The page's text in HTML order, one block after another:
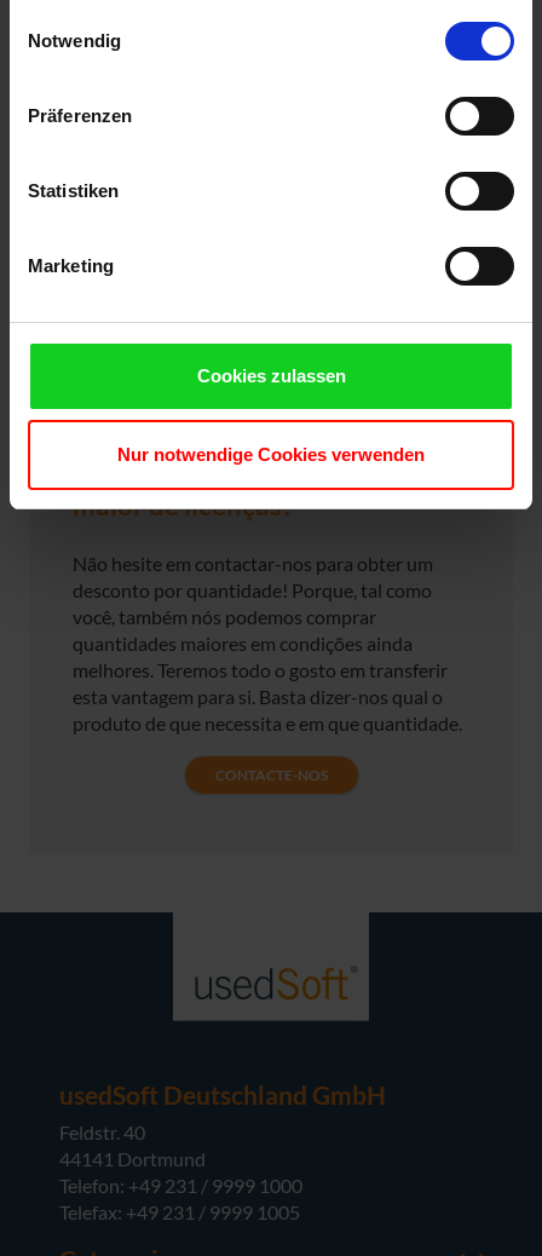
Cookies, wenn Sie unsere Webseite weiterhin nutzen.
Notwendig
Präferenzen
Statistiken
Marketing
Cookies zulassen
Nur notwendige Cookies verwenden
Precisa de uma quantidade
maior de licenças?
Não hesite em contactar-nos para obter um
desconto por quantidade! Porque, tal como
você, também nós podemos comprar
quantidades maiores em condições ainda
melhores. Teremos todo o gosto em transferir
esta vantagem para si. Basta dizer-nos qual o
produto de que necessita e em que quantidade.
CONTACTE-NOS
usedSoft Deutschland GmbH
Feldstr. 40
44141 Dortmund
Telefon: +49 231 / 9999 1000
Telefax: +49 231 / 9999 1005